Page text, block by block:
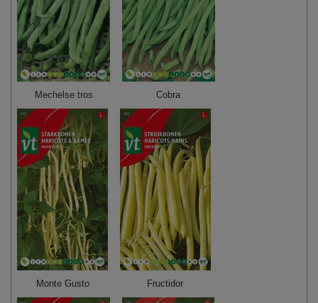
Mechelse tros Cobra
Monte Gusto Fructidor